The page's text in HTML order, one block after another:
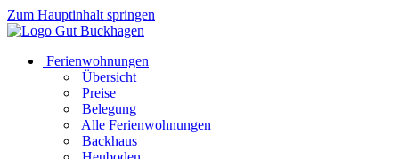
Zum Hauptinhalt springen
Ferienwohnungen
Übersicht
Preise
Belegung
Alle Ferienwohnungen
Backhaus